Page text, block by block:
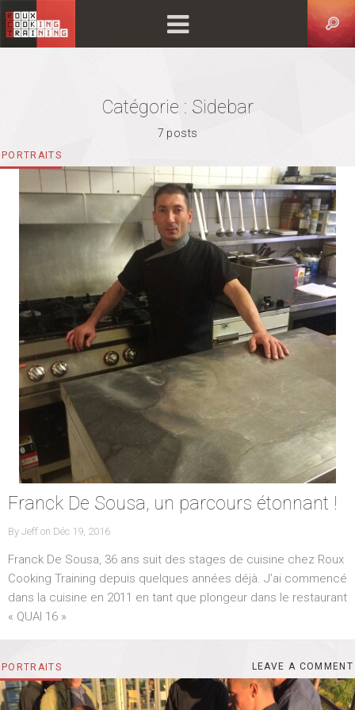
Catégorie : Sidebar
7 posts
CATEGORIES
PORTRAITS
Franck De Sousa, un parcours étonnant !
By Jeff on P
S
D
O
Déc 19, 2016
Franck De Sousa, 36 ans suit des stages de cuisine chez Roux
Cooking Training depuis quelques années déjà. J’ai commencé
dans la cuisine en 2011 en tant que plongeur dans le restaurant
« QUAI 16 »
CATEGORIES
PORTRAITS LEAVE A COMMENT